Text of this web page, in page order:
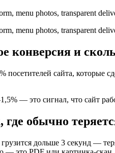
menu photos, transparent
menu photos, transparent
конверсия и
посетителей сайта, которые
— это сигнал, что сайт
где обычно
дольше 3 секунд —